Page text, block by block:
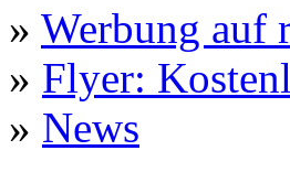
» Werbung auf
» Flyer:
» News